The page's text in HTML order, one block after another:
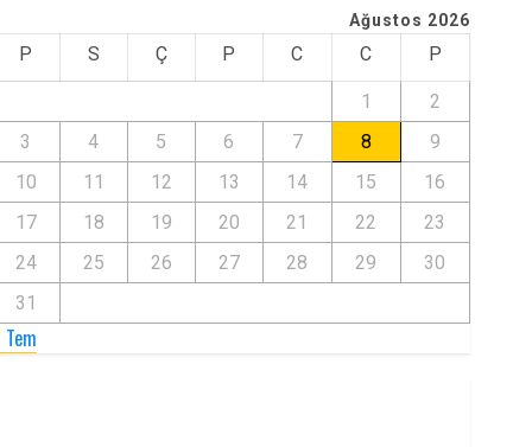
Ağustos 2026
P S Ç P C C P
1
2
3
4 5 6 7 8
9
10
11 12 13 14 15
16
17
18 19 20 21 22
23
24
25 26 27 28 29
30
31